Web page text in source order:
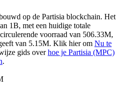
op de Partisia blockchain. Het
1B, met een huidige totale
voorraad van 506.33M,
van 5.15M. Klik hier om Nu te
gids overhoe je Partisia (MPC)
.